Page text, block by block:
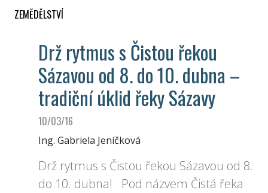
ZEMĚDĚLSTVÍ
Drž rytmus s Čistou řekou
Sázavou od 8. do 10. dubna –
tradiční úklid řeky Sázavy
10/03/16
Ing. Gabriela Jeníčková
Drž rytmus s Čistou řekou Sázavou od 8.
do 10. dubna! Pod názvem Čistá řeka